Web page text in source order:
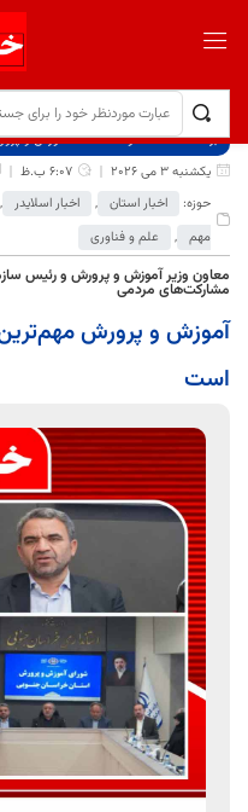
برگ نخست نوشته‌ها
آموزش و
یکشنبه 3 می 2026
6:07 ب.ظ
حوزه:
اخبار استان , اخبار اسلایدر ,
مهم , علم و فناوری
معاون وزیر آموزش و پرورش و رئیس
مشارکت‌های مردمی
آموزش و پرورش
است